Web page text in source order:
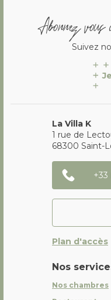
Abonnez
Suivez
La Villa K
1 rue de
68300 Saint-
Plan d'accès
Nos
Nos chambres